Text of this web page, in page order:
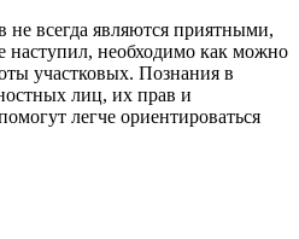
не всегда являются приятными,
наступил, необходимо как можно
участковых. Познания в
лиц, их прав и
легче ориентироваться